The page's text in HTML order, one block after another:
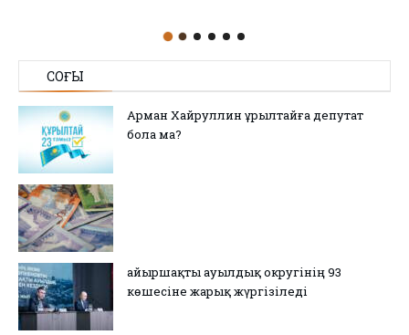
СОҢҒЫ
Арман Хайруллин Құрылтайға депутат
бола ма?
Қайыршақты ауылдық округінің 93
көшесіне жарық жүргізіледі